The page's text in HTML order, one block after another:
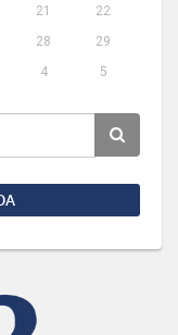
21
22
28
29
4 5